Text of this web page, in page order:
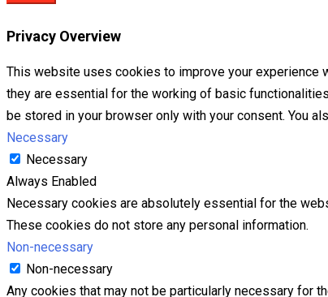
Privacy Overview
This website uses cookies to improve your experience
they are essential for the working of basic
be stored in your browser only with your consent. You
Necessary
Necessary
Always Enabled
Necessary cookies are absolutely essential for the
These cookies do not store any personal information.
Non-necessary
Non-necessary
Any cookies that may not be particularly necessary for